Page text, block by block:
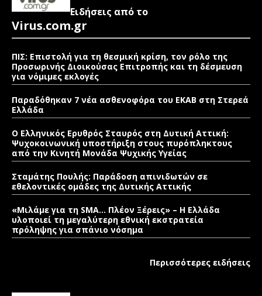
Ειδήσεις από το
Virus.com.gr
ΠΙΣ: Επιστολή για τη θεσμική κρίση, τον ρόλο της
Προσωρινής Διοικούσας Επιτροπής και τη δέσμευση
για νόμιμες εκλογές
Παραδόθηκαν 7 νέα ασθενοφόρα του ΕΚΑΒ στη Στερεά
Ελλάδα
Ο Ελληνικός Ερυθρός Σταυρός στη Δυτική Αττική:
Ψυχοκοινωνική υποστήριξη στους πυρόπληκτους
από την Κινητή Μονάδα Ψυχικής Υγείας
Σταμάτης Πουλής: Παράδοση απινιδωτών σε
εθελοντικές ομάδες της Δυτικής Αττικής
«Μιλάμε για τη SMA… Πλέον Ξέρεις» – Η Ελλάδα
υλοποιεί τη μεγαλύτερη εθνική εκστρατεία
πρόληψης για σπάνιο νόσημα
Περισσότερες ειδήσεις